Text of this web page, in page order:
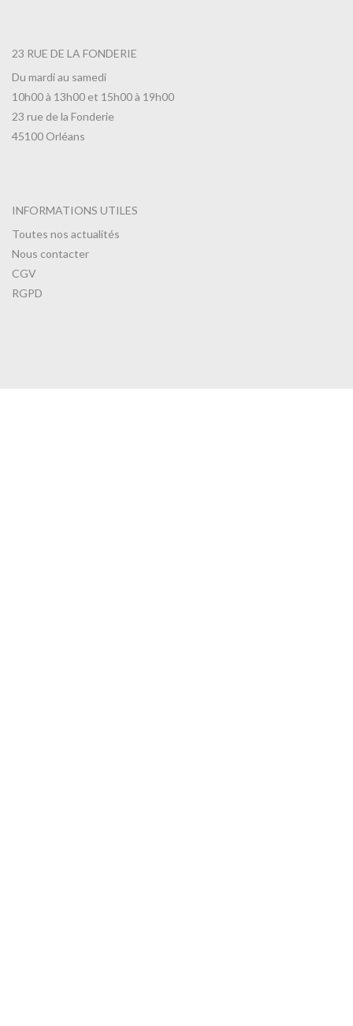
23 RUE DE LA FONDERIE
Du mardi au samedi
10h00 à 13h00 et 15h00 à 19h00
23 rue de la Fonderie
45100 Orléans
INFORMATIONS UTILES
Toutes nos actualités
Nous contacter
CGV
RGPD